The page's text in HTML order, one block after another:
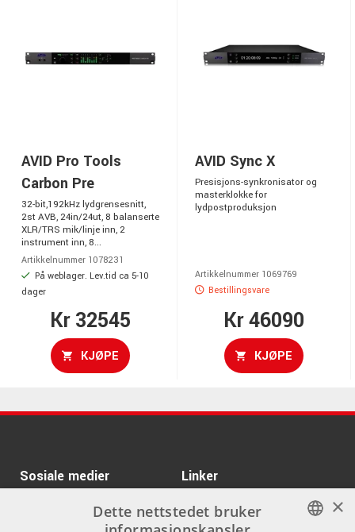
AVID Pro Tools
Carbon Pre
32-bit,192kHz lydgrensesnitt,
2st AVB, 24in/24ut, 8 balanserte
XLR/TRS mik/linje inn, 2
instrument inn, 8...
Artikkelnummer 1078231
På weblager. Lev.tid ca 5-10
dager
Kr 32545
KJØPE
AVID Sync X
Presisjons-synkronisator og
masterklokke for
lydpostproduksjon
Artikkelnummer 1069769
Bestillingsvare
Kr 46090
KJØPE
Sosiale medier Linker
Om Oss
×
Dette nettstedet bruker